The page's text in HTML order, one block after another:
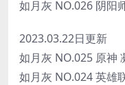
如月灰 NO.026 阴阳
2023.03.22日更新
如月灰 NO.025 原神
如月灰 NO.024 英雄